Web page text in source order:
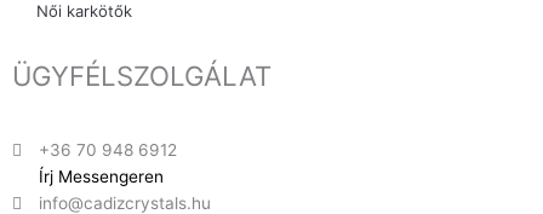
Női karkötők
ÜGYFÉLSZOLGÁLAT
+36 70 948 6912
Írj Messengeren
info@cadizcrystals.hu